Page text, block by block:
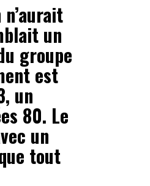
un
groupe
est
un
80. Le
un
tout